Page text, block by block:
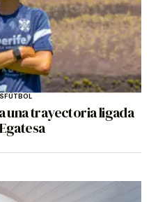
FÚTBOL
una trayectoria ligada